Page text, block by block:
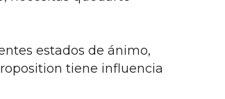
estados de ánimo,
tiene influencia